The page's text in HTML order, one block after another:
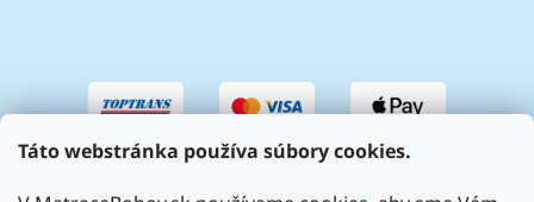
Táto webstránka používa súbory cookies.